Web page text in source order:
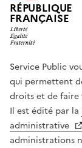
RÉPUBLIQUE
FRANÇAISE
Service Public
qui permettent
droits et de faire
Il est édité par la
administrative
administrations